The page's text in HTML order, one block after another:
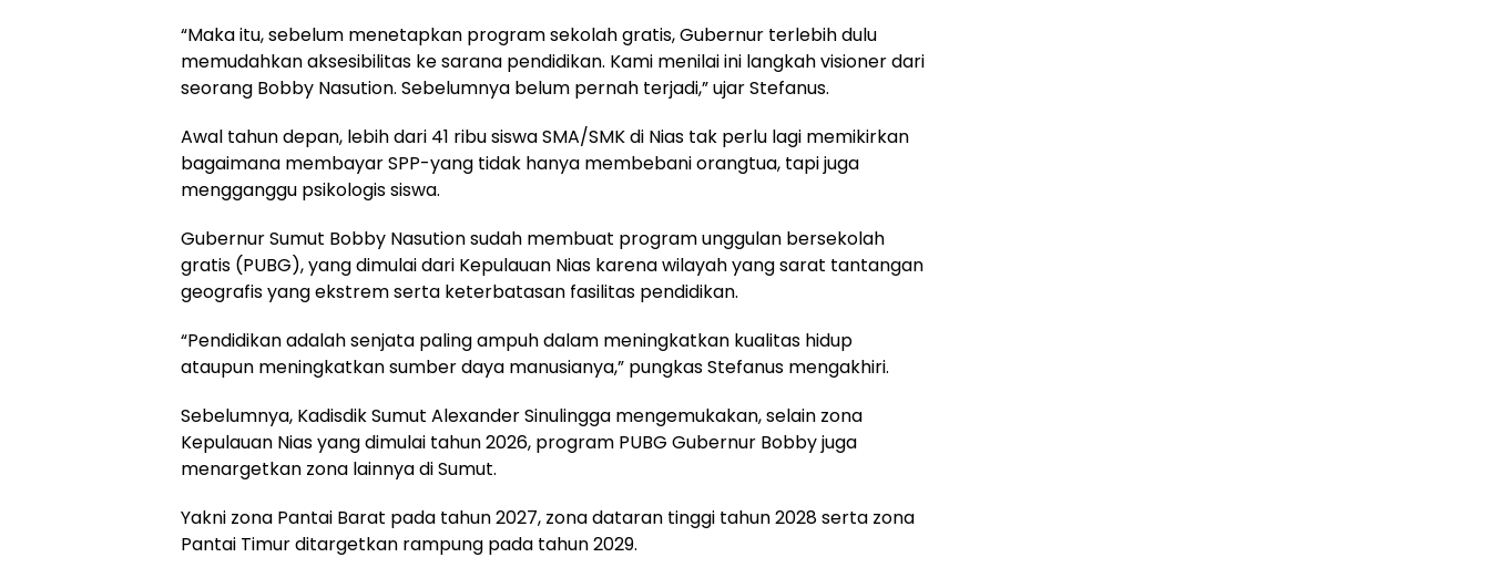
“Maka itu, sebelum menetapkan program sekolah gratis, Gubernur terlebih dulu
memudahkan aksesibilitas ke sarana pendidikan. Kami menilai ini langkah visioner dari
seorang Bobby Nasution. Sebelumnya belum pernah terjadi,” ujar Stefanus.
Awal tahun depan, lebih dari 41 ribu siswa SMA/SMK di Nias tak perlu lagi memikirkan
bagaimana membayar SPP-yang tidak hanya membebani orangtua, tapi juga
mengganggu psikologis siswa.
Gubernur Sumut Bobby Nasution sudah membuat program unggulan bersekolah
gratis (PUBG), yang dimulai dari Kepulauan Nias karena wilayah yang sarat tantangan
geografis yang ekstrem serta keterbatasan fasilitas pendidikan.
“Pendidikan adalah senjata paling ampuh dalam meningkatkan kualitas hidup
ataupun meningkatkan sumber daya manusianya,” pungkas Stefanus mengakhiri.
Sebelumnya, Kadisdik Sumut Alexander Sinulingga mengemukakan, selain zona
Kepulauan Nias yang dimulai tahun 2026, program PUBG Gubernur Bobby juga
menargetkan zona lainnya di Sumut.
Yakni zona Pantai Barat pada tahun 2027, zona dataran tinggi tahun 2028 serta zona
Pantai Timur ditargetkan rampung pada tahun 2029.